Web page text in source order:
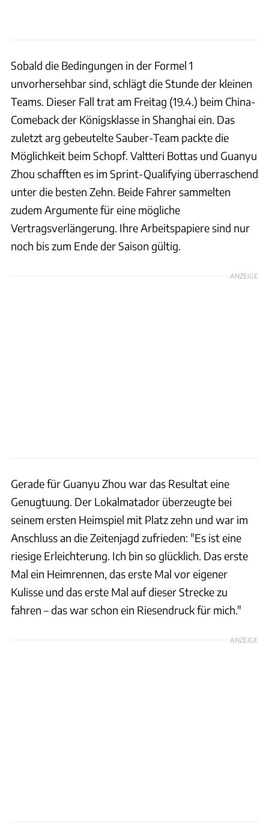
Sobald die Bedingungen in der Formel 1
unvorhersehbar sind, schlägt die Stunde der kleinen
Teams. Dieser Fall trat am Freitag (19.4.) beim China-
Comeback der Königsklasse in Shanghai ein. Das
zuletzt arg gebeutelte Sauber-Team packte die
Möglichkeit beim Schopf. Valtteri Bottas und Guanyu
Zhou schafften es im Sprint-Qualifying überraschend
unter die besten Zehn. Beide Fahrer sammelten
zudem Argumente für eine mögliche
Vertragsverlängerung. Ihre Arbeitspapiere sind nur
noch bis zum Ende der Saison gültig.
ANZEIGE
Gerade für Guanyu Zhou war das Resultat eine
Genugtuung. Der Lokalmatador überzeugte bei
seinem ersten Heimspiel mit Platz zehn und war im
Anschluss an die Zeitenjagd zufrieden: "Es ist eine
riesige Erleichterung. Ich bin so glücklich. Das erste
Mal ein Heimrennen, das erste Mal vor eigener
Kulisse und das erste Mal auf dieser Strecke zu
fahren – das war schon ein Riesendruck für mich."
ANZEIGE